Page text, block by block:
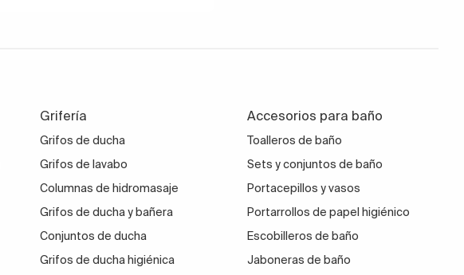
Grifería
Grifos de ducha
Grifos de lavabo
Columnas de hidromasaje
Grifos de ducha y bañera
Conjuntos de ducha
Grifos de ducha higiénica
Accesorios para baño
Toalleros de baño
Sets y conjuntos de baño
Portacepillos y vasos
Portarrollos de papel higiénico
Escobilleros de baño
Jaboneras de baño